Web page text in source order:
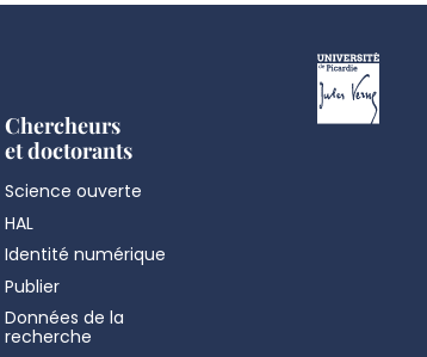
Chercheurs
et doctorants
Science ouverte
HAL
Identité numérique
Publier
Données de la
recherche